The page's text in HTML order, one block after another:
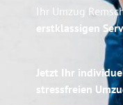
Ihr Umzug
erstklassigen
Jetzt Ihr
stressfreien